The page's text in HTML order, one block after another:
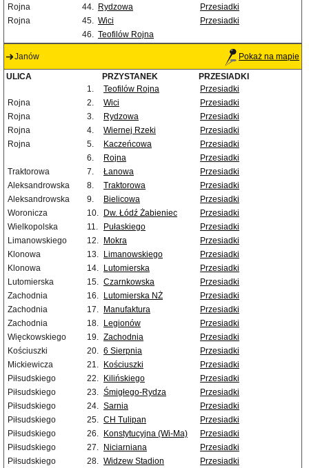
Rojna
44. Rydzowa
Przesiadki
Rojna
45. Wici
Przesiadki
46. Teofilów Rojna
Janów Pokaż na mapie
ULICA PRZYSTANEK
PRZESIADKI
1.
Teofilów Rojna
Przesiadki
Rojna
2. Wici
Przesiadki
Rojna
3. Rydzowa
Przesiadki
Rojna
4. Wiernej Rzeki
Przesiadki
Rojna
5. Kaczeńcowa
Przesiadki
6.
Rojna
Przesiadki
Traktorowa
7. Łanowa
Przesiadki
Aleksandrowska
8. Traktorowa
Przesiadki
Aleksandrowska
9. Bielicowa
Przesiadki
Woronicza
10. Dw. Łódź Żabieniec
Przesiadki
Wielkopolska
11. Pułaskiego
Przesiadki
Limanowskiego
12. Mokra
Przesiadki
Klonowa
13. Limanowskiego
Przesiadki
Klonowa
14. Lutomierska
Przesiadki
Lutomierska
15. Czarnkowska
Przesiadki
Zachodnia
16. Lutomierska NŻ
Przesiadki
Zachodnia
17. Manufaktura
Przesiadki
Zachodnia
18. Legionów
Przesiadki
Więckowskiego
19. Zachodnia
Przesiadki
Kościuszki
20. 6 Sierpnia
Przesiadki
Mickiewicza
21. Kościuszki
Przesiadki
Piłsudskiego
22. Kilińskiego
Przesiadki
Piłsudskiego
23. Śmigłego-Rydza
Przesiadki
Piłsudskiego
24. Sarnia
Przesiadki
Piłsudskiego
25. CH Tulipan
Przesiadki
Piłsudskiego
26. Konstytucyjna (Wi-Ma)
Przesiadki
Piłsudskiego
27. Niciarniana
Przesiadki
Piłsudskiego
28. Widzew Stadion Przesiadki